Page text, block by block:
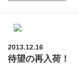
2013.12.16
待望の再入荷！